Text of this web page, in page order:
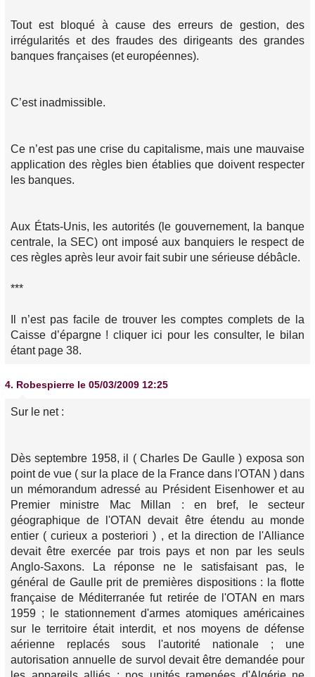
Tout est bloqué à cause des erreurs de gestion, des
irrégularités et des fraudes des dirigeants des grandes
banques françaises (et européennes).
C’est inadmissible.
Ce n’est pas une crise du capitalisme, mais une mauvaise
application des règles bien établies que doivent respecter
les banques.
Aux États-Unis, les autorités (le gouvernement, la banque
centrale, la SEC) ont imposé aux banquiers le respect de
ces règles après leur avoir fait subir une sérieuse débâcle.
***
Il n’est pas facile de trouver les comptes complets de la
Caisse d’épargne ! cliquer ici pour les consulter, le bilan
étant page 38.
4. Robespierre le 05/03/2009 12:25
Sur le net :
Dès septembre 1958, il ( Charles De Gaulle ) exposa son
point de vue ( sur la place de la France dans l'OTAN ) dans
un mémorandum adressé au Président Eisenhower et au
Premier ministre Mac Millan : en bref, le secteur
géographique de l'OTAN devait être étendu au monde
entier ( curieux a posteriori ) , et la direction de l'Alliance
devait être exercée par trois pays et non par les seuls
Anglo-Saxons. La réponse ne le satisfaisant pas, le
général de Gaulle prit de premières dispositions : la flotte
française de Méditerranée fut retirée de l'OTAN en mars
1959 ; le stationnement d'armes atomiques américaines
sur le territoire était interdit, et nos moyens de défense
aérienne replacés sous l'autorité nationale ; une
autorisation annuelle de survol devait être demandée pour